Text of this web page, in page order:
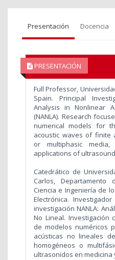
Presentación Docencia
PRESENTACIÓN
Full Professor,
Spain. Principal
Analysis in Nonlinear
(NANLA). Research
numerical models for
acoustic waves of finite
or multiphasic
applications of
Catedrático de
Carlos, Departamento
Ciencia e Ingeniería de
Electrónica.
investigación NANLA:
No Lineal.
de modelos numéricos
acústicas no lineales
homogéneos o
ultrasonidos en medicina